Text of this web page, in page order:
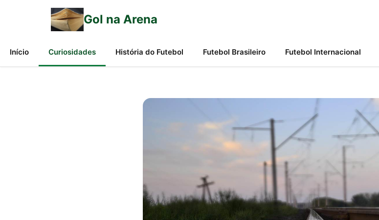
Gol na Arena
Início Curiosidades História do Futebol Futebol Brasileiro Futebol Internacional